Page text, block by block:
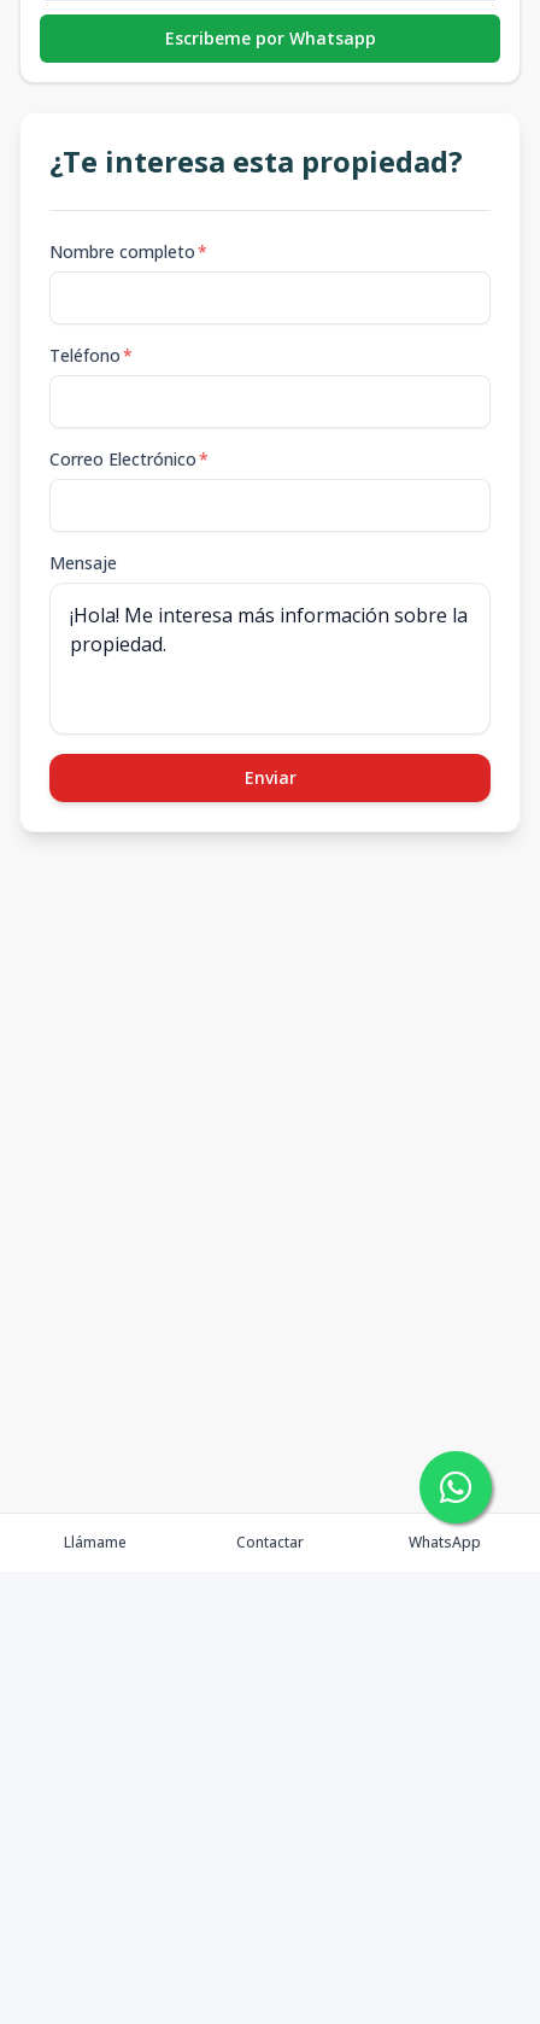
Escribeme por Whatsapp
¿Te interesa esta propiedad?
Nombre completo*
Teléfono*
Correo Electrónico*
Mensaje
Enviar
Llámame Contactar WhatsApp